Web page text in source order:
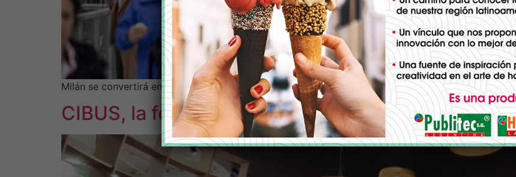
Milán se convertirá en la capital de la industria alimentaria mundial en mayo de 2025, 2026 y 2028.
CIBUS, la feria donde los productos DOP son los